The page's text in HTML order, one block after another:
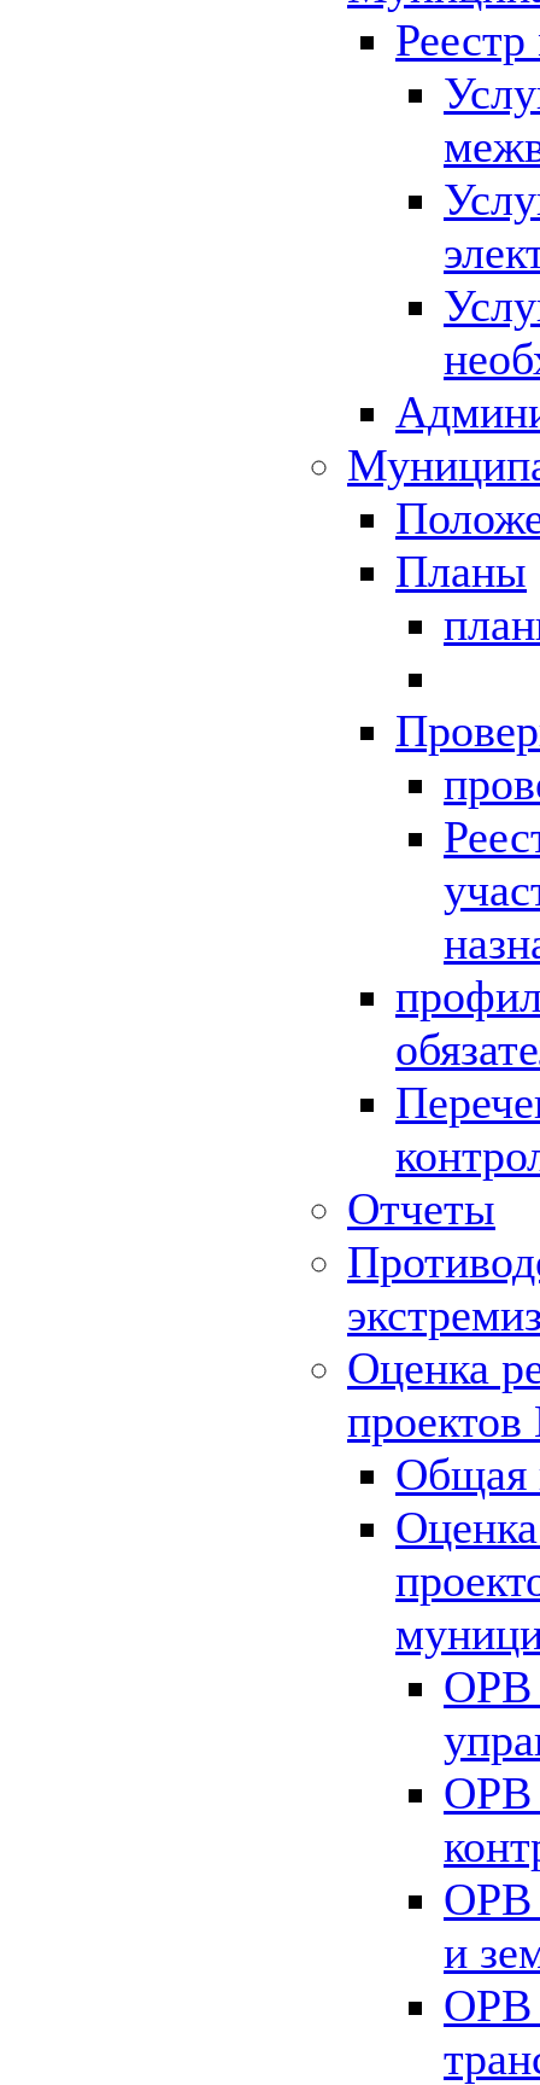
Планы
Отчеты
Оценка
Общая
ОРВ
ОРВ
ОРВ
и
ОРВ